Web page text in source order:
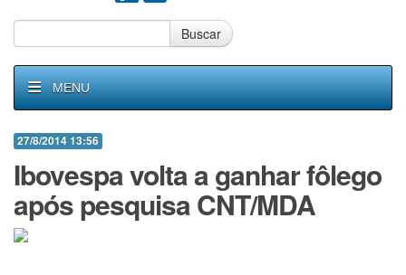
Buscar
MENU
27/8/2014 13:56
Ibovespa volta a ganhar fôlego
após pesquisa CNT/MDA